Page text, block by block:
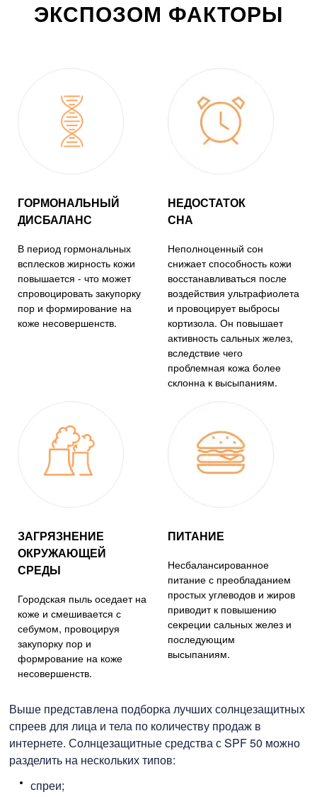
ЭКСПОЗОМ ФАКТОРЫ
ГОРМОНАЛЬНЫЙ
ДИСБАЛАНС
В период гормональных
всплесков жирность кожи
повышается - что может
спровоцировать закупорку
пор и формирование на
коже несовершенств.
НЕДОСТАТОК
СНА
Неполноценный сон
снижает способность кожи
восстанавливаться после
воздействия ультрафиолета
и провоцирует выбросы
кортизола. Он повышает
активность сальных желез,
вследствие чего
проблемная кожа более
склонна к высыпаниям.
ЗАГРЯЗНЕНИЕ
ОКРУЖАЮЩЕЙ
СРЕДЫ
Городская пыль оседает на
коже и смешивается с
себумом, провоцируя
закупорку пор и
формрование на коже
несовершенств.
ПИТАНИЕ
Несбалансированное
питание с преобладанием
простых углеводов и жиров
приводит к повышению
секреции сальных желез и
последующим
высыпаниям.
Выше представлена подборка лучших солнцезащитных
спреев для лица и тела по количеству продаж в
интернете. Солнцезащитные средства с SPF 50 можно
разделить на нескольких типов:
спреи;